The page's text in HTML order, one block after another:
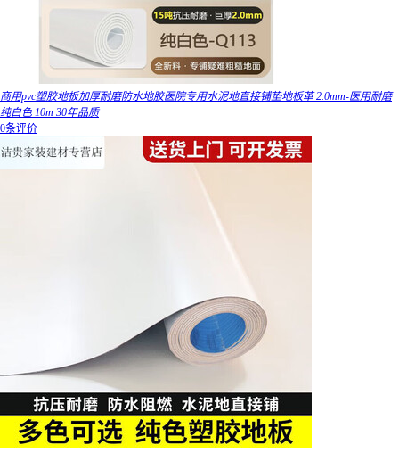
商用pvc塑胶地板加厚耐磨防水地胶医院专用水泥地直接铺垫地板革 2.0mm-医用耐磨
纯白色 10m 30年品质
0条评价